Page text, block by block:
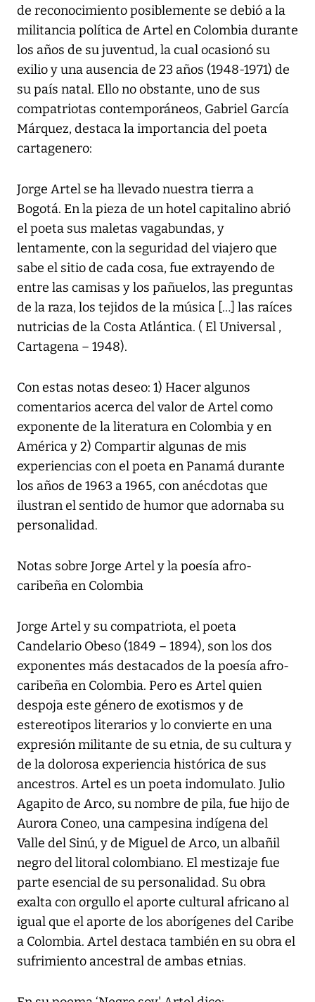
de reconocimiento posiblemente se debió a la
militancia política de Artel en Colombia durante
los años de su juventud, la cual ocasionó su
exilio y una ausencia de 23 años (1948-1971) de
su país natal. Ello no obstante, uno de sus
compatriotas contemporáneos, Gabriel García
Márquez, destaca la importancia del poeta
cartagenero:
Jorge Artel se ha llevado nuestra tierra a
Bogotá. En la pieza de un hotel capitalino abrió
el poeta sus maletas vagabundas, y
lentamente, con la seguridad del viajero que
sabe el sitio de cada cosa, fue extrayendo de
entre las camisas y los pañuelos, las preguntas
de la raza, los tejidos de la música […] las raíces
nutricias de la Costa Atlántica. ( El Universal ,
Cartagena – 1948).
Con estas notas deseo: 1) Hacer algunos
comentarios acerca del valor de Artel como
exponente de la literatura en Colombia y en
América y 2) Compartir algunas de mis
experiencias con el poeta en Panamá durante
los años de 1963 a 1965, con anécdotas que
ilustran el sentido de humor que adornaba su
personalidad.
Notas sobre Jorge Artel y la poesía afro-
caribeña en Colombia
Jorge Artel y su compatriota, el poeta
Candelario Obeso (1849 – 1894), son los dos
exponentes más destacados de la poesía afro-
caribeña en Colombia. Pero es Artel quien
despoja este género de exotismos y de
estereotipos literarios y lo convierte en una
expresión militante de su etnia, de su cultura y
de la dolorosa experiencia histórica de sus
ancestros. Artel es un poeta indomulato. Julio
Agapito de Arco, su nombre de pila, fue hijo de
Aurora Coneo, una campesina indígena del
Valle del Sinú, y de Miguel de Arco, un albañil
negro del litoral colombiano. El mestizaje fue
parte esencial de su personalidad. Su obra
exalta con orgullo el aporte cultural africano al
igual que el aporte de los aborígenes del Caribe
a Colombia. Artel destaca también en su obra el
sufrimiento ancestral de ambas etnias.